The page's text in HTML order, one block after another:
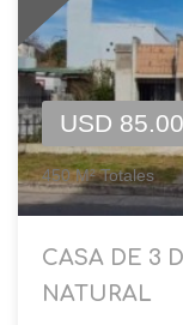
USD
450 M² Totales
CASA DE 3
NATURAL